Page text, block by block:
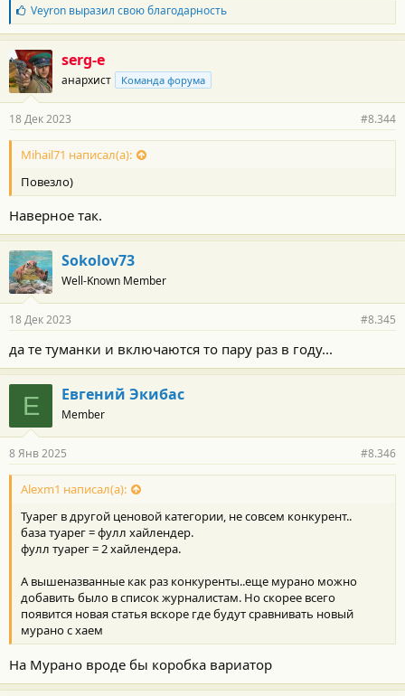
Б
л
а
г
о
д
а
н
о
с
и
:
Veyronвыразил свою благодарность
serg-e
анархист Команда форума
18 Дек 2023 #8.344
Mihail71 написал(а):
Повезло)
Наверное так.
Sokolov73
Well-Known Member
18 Дек 2023 #8.345
да те туманки и включаются то пару раз в году...
Е Евгений Экибас
Member
8 Янв 2025 #8.346
Alexm1 написал(а):
Туарег в другой ценовой категории, не совсем конкурент..
база туарег = фулл хайлендер.
фулл туарег = 2 хайлендера.
А вышеназванные как раз конкуренты..еще мурано можно
добавить было в список журналистам. Но скорее всего
появится новая статья вскоре где будут сравнивать новый
мурано с хаем
На Мурано вроде бы коробка вариатор